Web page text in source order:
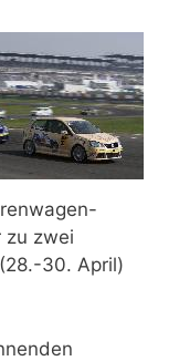
zu zwei
30. April)